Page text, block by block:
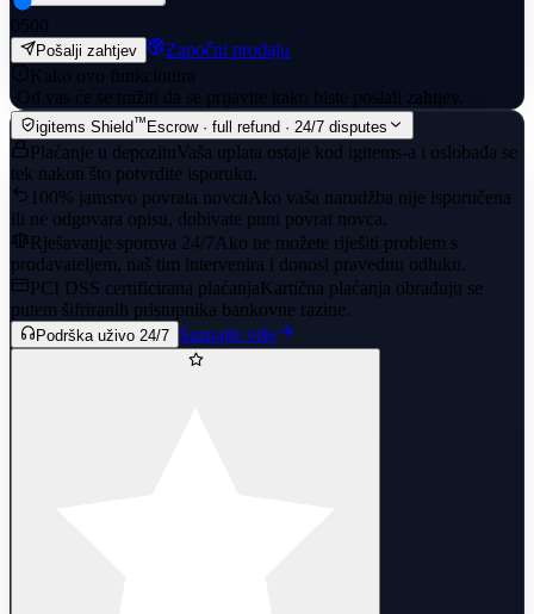
0500
Pošalji zahtjev
Započni prodaju
Kako ovo funkcionira
·Od vas će se tražiti da se prijavite kako biste poslali zahtjev.
igitems Shield™ Escrow · full refund · 24/7 disputes
Plaćanje u depozituVaša uplata ostaje kod igitems-a i oslobađa se
tek nakon što potvrdite isporuku.
100% jamstvo povrata novcaAko vaša narudžba nije isporučena
ili ne odgovara opisu, dobivate puni povrat novca.
Rješavanje sporova 24/7Ako ne možete riješiti problem s
prodavateljem, naš tim intervenira i donosi pravednu odluku.
PCI DSS certificirana plaćanja Kartična plaćanja obrađuju se
putem šifriranih pristupnika bankovne razine.
Podrška uživo 24/7 Saznajte više